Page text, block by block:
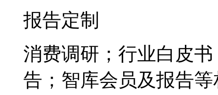
报告定制
消费调研；行业白皮
告；智库会员及报告